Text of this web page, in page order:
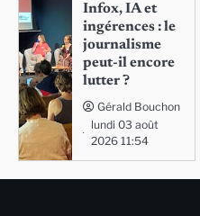
Infox, IA et
ingérences : le
journalisme
peut-il encore
lutter ?
Gérald Bouchon
lundi 03 août
2026 11:54